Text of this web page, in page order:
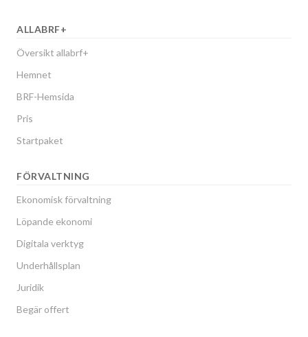
ALLABRF+
Översikt allabrf+
Hemnet
BRF-Hemsida
Pris
Startpaket
FÖRVALTNING
Ekonomisk förvaltning
Löpande ekonomi
Digitala verktyg
Underhållsplan
Juridik
Begär offert